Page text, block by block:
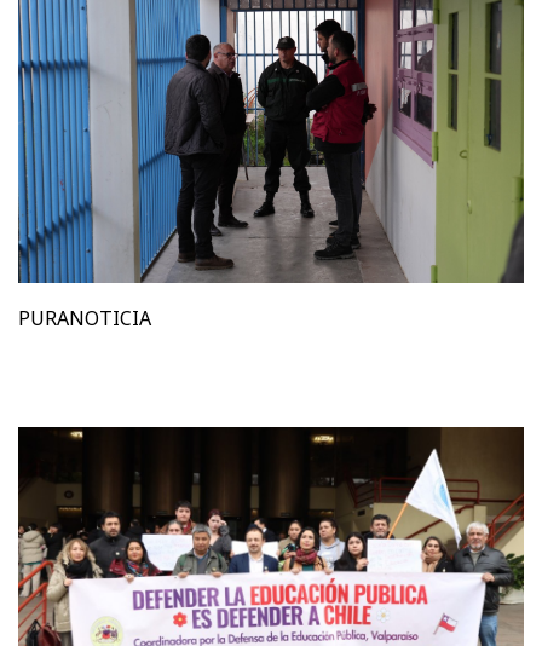
PURANOTICIA